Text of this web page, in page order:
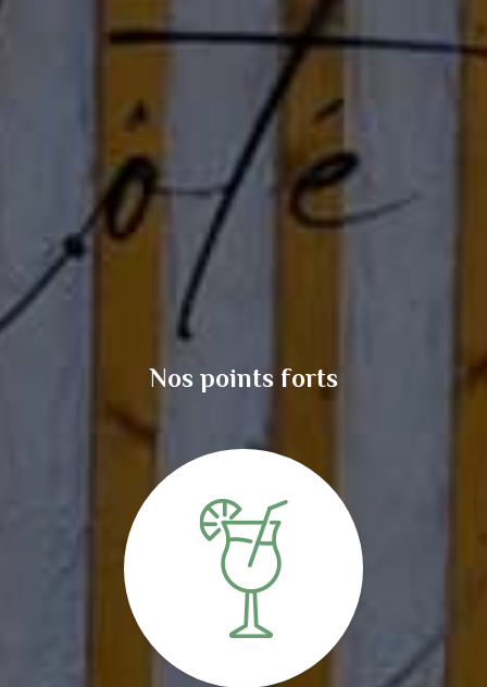
Nos points forts